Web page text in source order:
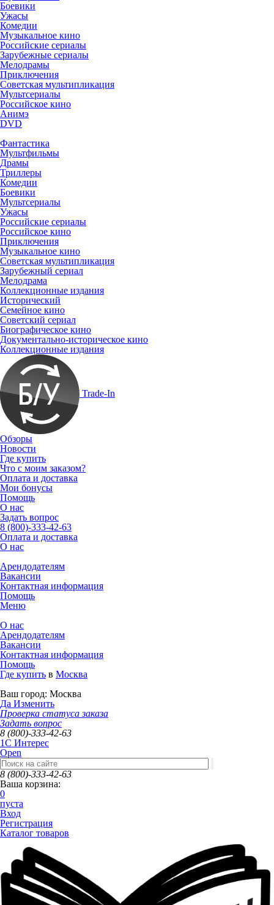
Боевики
Ужасы
Комедии
Музыкальное кино
Российские сериалы
Зарубежные сериалы
Мелодрамы
Приключения
Советская мультипликация
Мультсериалы
Российское кино
Анимэ
DVD
Фантастика
Мультфильмы
Драмы
Триллеры
Комедии
Боевики
Мультсериалы
Ужасы
Российские сериалы
Российское кино
Приключения
Музыкальное кино
Советская мультипликация
Зарубежный сериал
Мелодрама
Коллекционные издания
Исторический
Семейное кино
Советский сериал
Биографическое кино
Документально-историческое кино
Коллекционные издания
Trade-In
Обзоры
Новости
Где купить
Что с моим заказом?
Оплата и доставка
Мои бонусы
Помощь
О нас
Задать вопрос
8 (800)-333-42-63
Оплата и доставка
О нас
Арендодателям
Вакансии
Контактная информация
Помощь
Меню
О нас
Арендодателям
Вакансии
Контактная информация
Помощь
Где купить в Москва
Ваш город: Москва
Да Изменить
Проверка статуса заказа
Задать вопрос
8 (800)-333-42-63
1C Интерес
Open
8 (800)-333-42-63
Ваша корзина:
0
пуста
Вход
Регистрация
Каталог товаров